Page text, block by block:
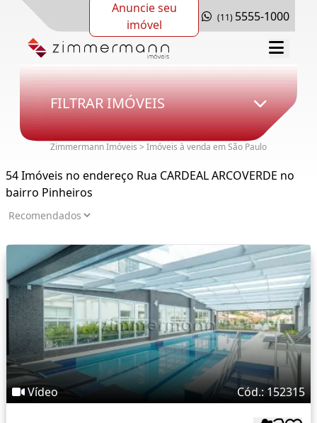
Anuncie seu
imóvel
(11) 5555-1000
FILTRAR IMÓVEIS
Zimmermann Imóveis > Imóveis à venda em São Paulo
54 Imóveis no endereço Rua CARDEAL ARCOVERDE no
bairro Pinheiros
Vídeo Cód.: 152315